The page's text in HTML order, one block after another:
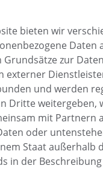
bieten wir
zur
externer
und werden
Dritte weitergeben,
mit
oder
Staat außerhalb
in der